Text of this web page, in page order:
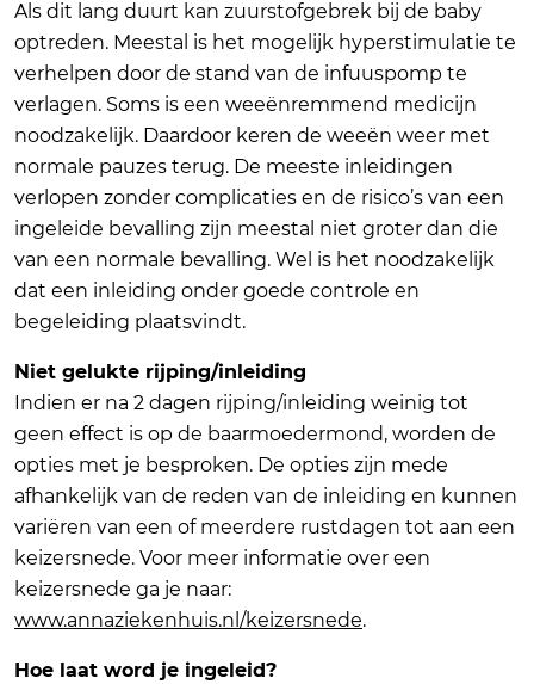
Als dit lang duurt kan zuurstofgebrek bij de baby
optreden. Meestal is het mogelijk hyperstimulatie te
verhelpen door de stand van de infuuspomp te
verlagen. Soms is een weeënremmend medicijn
noodzakelijk. Daardoor keren de weeën weer met
normale pauzes terug. De meeste inleidingen
verlopen zonder complicaties en de risico’s van een
ingeleide bevalling zijn meestal niet groter dan die
van een normale bevalling. Wel is het noodzakelijk
dat een inleiding onder goede controle en
begeleiding plaatsvindt.
Niet gelukte rijping/inleiding
Indien er na 2 dagen rijping/inleiding weinig tot
geen effect is op de baarmoedermond, worden de
opties met je besproken. De opties zijn mede
afhankelijk van de reden van de inleiding en kunnen
variëren van een of meerdere rustdagen tot aan een
keizersnede. Voor meer informatie over een
keizersnede ga je naar:
www.annaziekenhuis.nl/keizersnede.
Hoe laat word je ingeleid?